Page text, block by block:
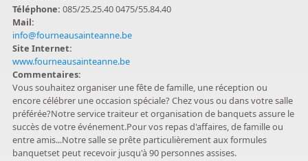
Téléphone:
085/25.25.40 0475/55.84.40
Mail:
info@fourneausainteanne.be
Site Internet:
www.fourneausainteanne.be
Commentaires:
Vous souhaitez organiser une fête de famille, une réception ou
encore célébrer une occasion spéciale? Chez vous ou dans votre salle
préférée?Notre service traiteur et organisation de banquets assure le
succès de votre événement.Pour vos repas d'affaires, de famille ou
entre amis...Notre salle se prête particulièrement aux formules
banquetset peut recevoir jusqu'à 90 personnes assises.